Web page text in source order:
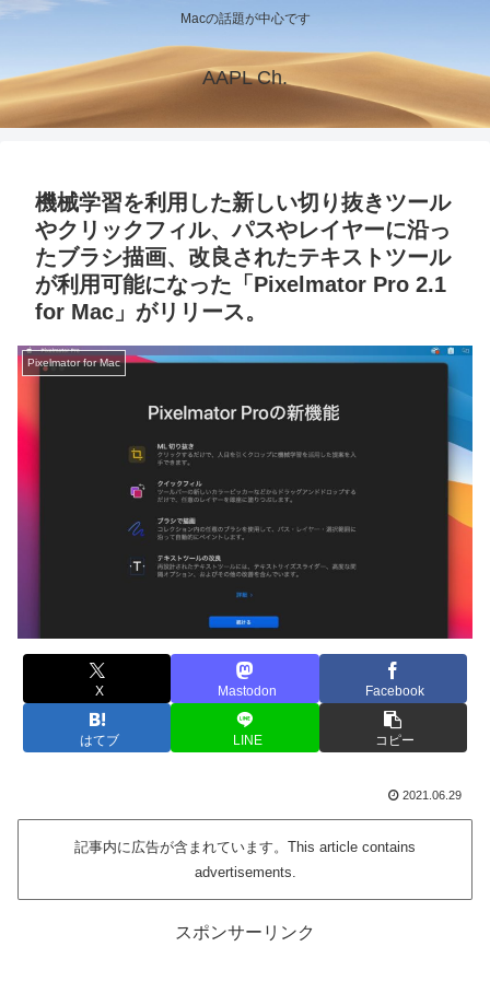
Macの話題が中心です
AAPL Ch.
機械学習を利用した新しい切り抜きツール
やクリックフィル、パスやレイヤーに沿っ
たブラシ描画、改良されたテキストツール
が利用可能になった「Pixelmator Pro 2.1
for Mac」がリリース。
Pixelmator for Mac
X Mastodon Facebook
はてブ LINE コピー
2021.06.29
記事内に広告が含まれています。This article contains
advertisements.
スポンサーリンク